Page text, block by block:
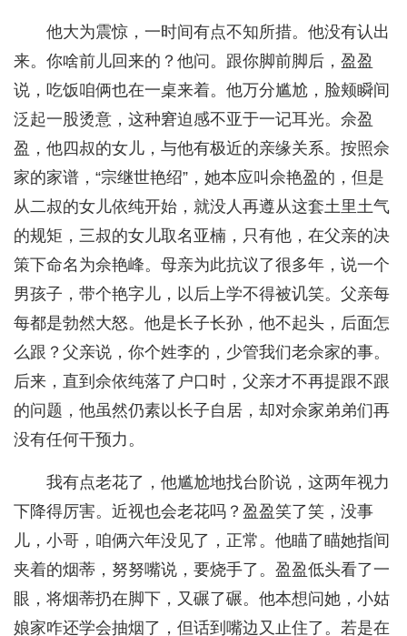
他大为震惊，一时间有点不知所措。他没有认出
来。你啥前儿回来的？他问。跟你脚前脚后，盈盈
说，吃饭咱俩也在一桌来着。他万分尴尬，脸颊瞬间
泛起一股烫意，这种窘迫感不亚于一记耳光。佘盈
盈，他四叔的女儿，与他有极近的亲缘关系。按照佘
家的家谱，“宗继世艳绍”，她本应叫佘艳盈的，但是
从二叔的女儿依纯开始，就没人再遵从这套土里土气
的规矩，三叔的女儿取名亚楠，只有他，在父亲的决
策下命名为佘艳峰。母亲为此抗议了很多年，说一个
男孩子，带个艳字儿，以后上学不得被讥笑。父亲每
每都是勃然大怒。他是长子长孙，他不起头，后面怎
么跟？父亲说，你个姓李的，少管我们老佘家的事。
后来，直到佘依纯落了户口时，父亲才不再提跟不跟
的问题，他虽然仍素以长子自居，却对佘家弟弟们再
没有任何干预力。
我有点老花了，他尴尬地找台阶说，这两年视力
下降得厉害。近视也会老花吗？盈盈笑了笑，没事
儿，小哥，咱俩六年没见了，正常。他瞄了瞄她指间
夹着的烟蒂，努努嘴说，要烧手了。盈盈低头看了一
眼，将烟蒂扔在脚下，又碾了碾。他本想问她，小姑
娘家咋还学会抽烟了，但话到嘴边又止住了。若是在